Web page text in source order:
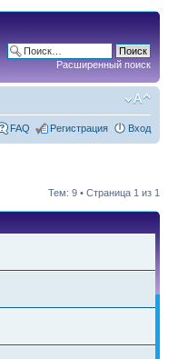
Расширенный поиск
FAQ Регистрация Вход
Тем: 9 • Страница 1 из 1